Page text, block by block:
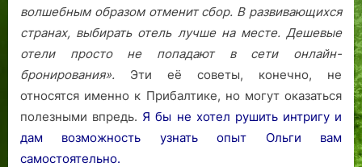
волшебным образом отменит сбор. В развивающихся
странах, выбирать отель лучше на месте. Дешевые
отели просто не попадают в сети онлайн-
бронирования». Эти её советы, конечно, не
относятся именно к Прибалтике, но могут оказаться
полезными впредь. Я бы не хотел рушить интригу и
дам возможность узнать опыт Ольги вам
самостоятельно.